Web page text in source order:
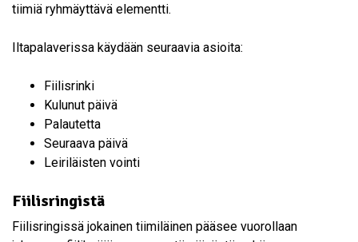
tiimiä ryhmäyttävä elementti.
Iltapalaverissa käydään seuraavia asioita:
Fiilisrinki
Kulunut päivä
Palautetta
Seuraava päivä
Leiriläisten vointi
Fiilisringistä
Fiilisringissä jokainen tiimiläinen pääsee vuorollaan